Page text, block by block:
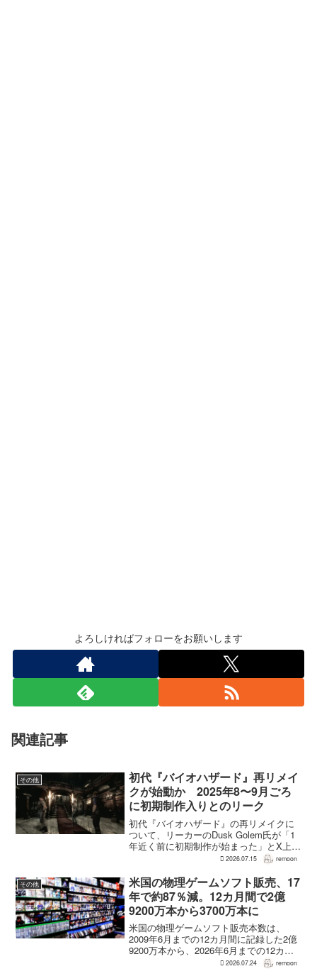
よろしければフォローをお願いします
関連記事
その他
初代『バイオハザード』再リメイ
クが始動か 2025年8〜9月ごろ
に初期制作入りとのリーク
初代『バイオハザード』の再リメイクに
ついて、リーカーのDusk Golem氏が「1
年近く前に初期制作が始まった」とX上で
述べた。同氏によれば、プリプロダクシ
本格制作へ移るのは『バイオハザード
RE:...
2026.07.15 remoon
その他
米国の物理ゲームソフト販売、17
年で約87％減。12カ月間で2億
9200万本から3700万本に
米国の物理ゲームソフト販売本数は、
2009年6月までの12カ月間に記録した2億
9200万本から、2026年6月までの12カ月
間には3700万本まで減少した。市場調査
2026.07.24 remoon